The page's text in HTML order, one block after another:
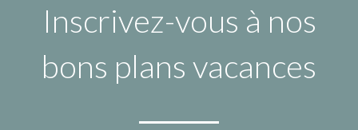
Inscrivez-vous à nos
bons plans vacances